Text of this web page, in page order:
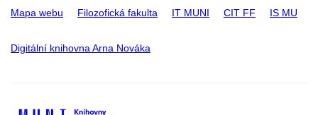
Mapa webu Filozofická fakulta IT MUNI CIT FF IS MU
Digitální knihovna Arna Nováka